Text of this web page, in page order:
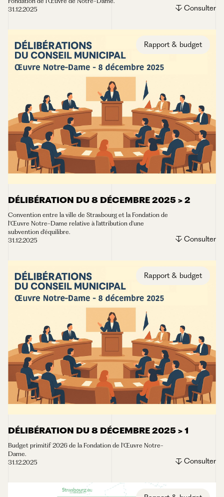
31.12.2025
Consulter
Rapport & budget
DÉLIBÉRATION DU 8 DÉCEMBRE 2025 > 2
Convention entre la ville de Strasbourg et la Fondation de
l'Œuvre Notre-Dame relative à l'attribution d'une
subvention d'équilibre.
31.12.2025
Consulter
Rapport & budget
DÉLIBÉRATION DU 8 DÉCEMBRE 2025 > 1
Budget primitif 2026 de la Fondation de l'Œuvre Notre-
Dame.
31.12.2025
Consulter